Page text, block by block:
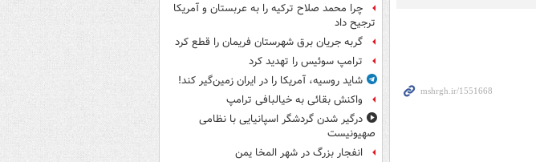
چرا محمد صلاح ترکیه را به عربستان و آمریکا
ترجیح داد
گربه جریان برق شهرستان فریمان را قطع کرد
ترامپ سوئیس را تهدید کرد
شاید روسیه، آمریکا را در ایران زمین‌گیر کند!
واکنش بقائی به خیالبافی ترامپ
درگیر شدن گردشگر اسپانیایی با نظامی
صهیونیست
انفجار بزرگ در شهر المخا یمن